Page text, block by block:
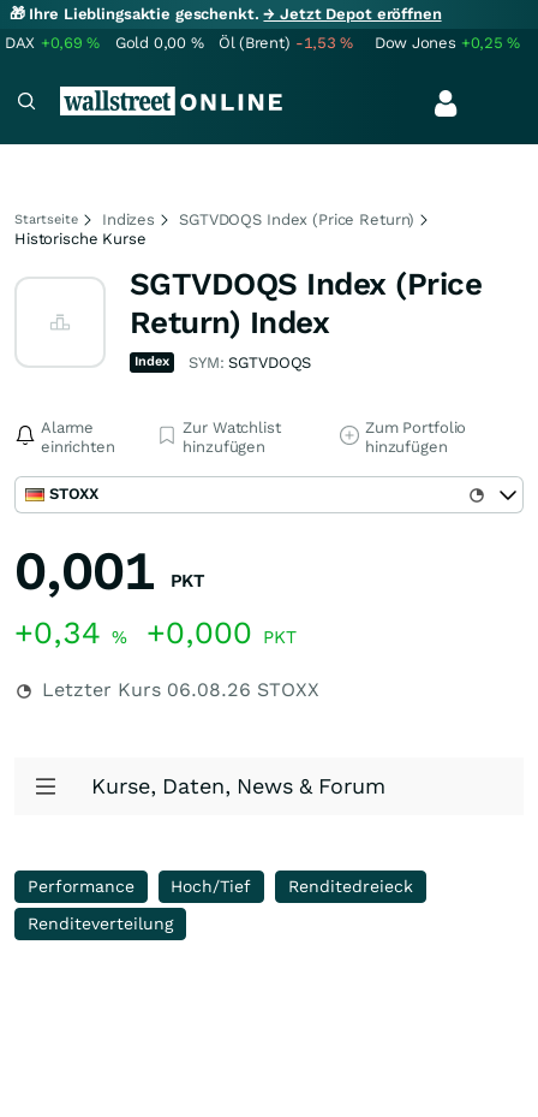
🎁 Ihre Lieblingsaktie geschenkt.→ Jetzt Depot eröffnen
DAX +0,69% Gold 0,00 % Öl (Brent) -1,53% Dow Jones +0,25%
Startseite Indizes
SGTVDOQS Index (Price Return)
Historische Kurse
SGTVDOQS Index (Price
Return) Index
Index SYM:SGTVDOQS
Alarme
einrichten
Zur Watchlist
hinzufügen
Zum Portfolio
hinzufügen
STOXX
0,001 PKT
+0,34 % +0,000 PKT
Letzter Kurs 06.08.26 STOXX
Kurse, Daten, News & Forum
Performance Hoch/Tief
Renditedreieck
Renditeverteilung